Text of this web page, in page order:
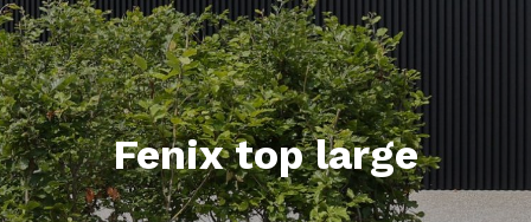
Fenix top large